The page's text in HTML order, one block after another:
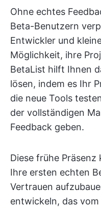
Ohne echtes
Beta-Benutzern
Entwickler und
Möglichkeit, ihre
BetaList hilft Ihnen
lösen, indem es Ihr
die neue Tools
der vollständigen
Feedback geben.
Diese frühe
Ihre ersten echten
Vertrauen
entwickeln, das